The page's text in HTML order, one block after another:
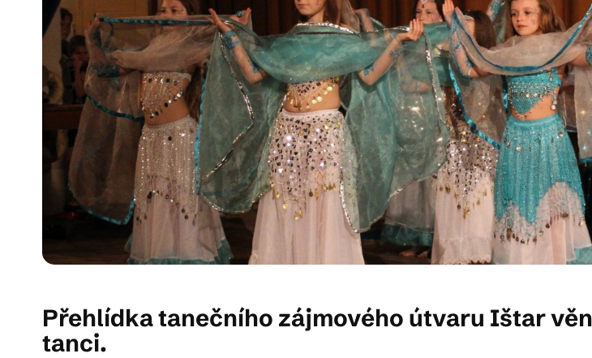
© 2026 Brána
Přehlídka tanečního zájmového útvaru Ištar
tanci.